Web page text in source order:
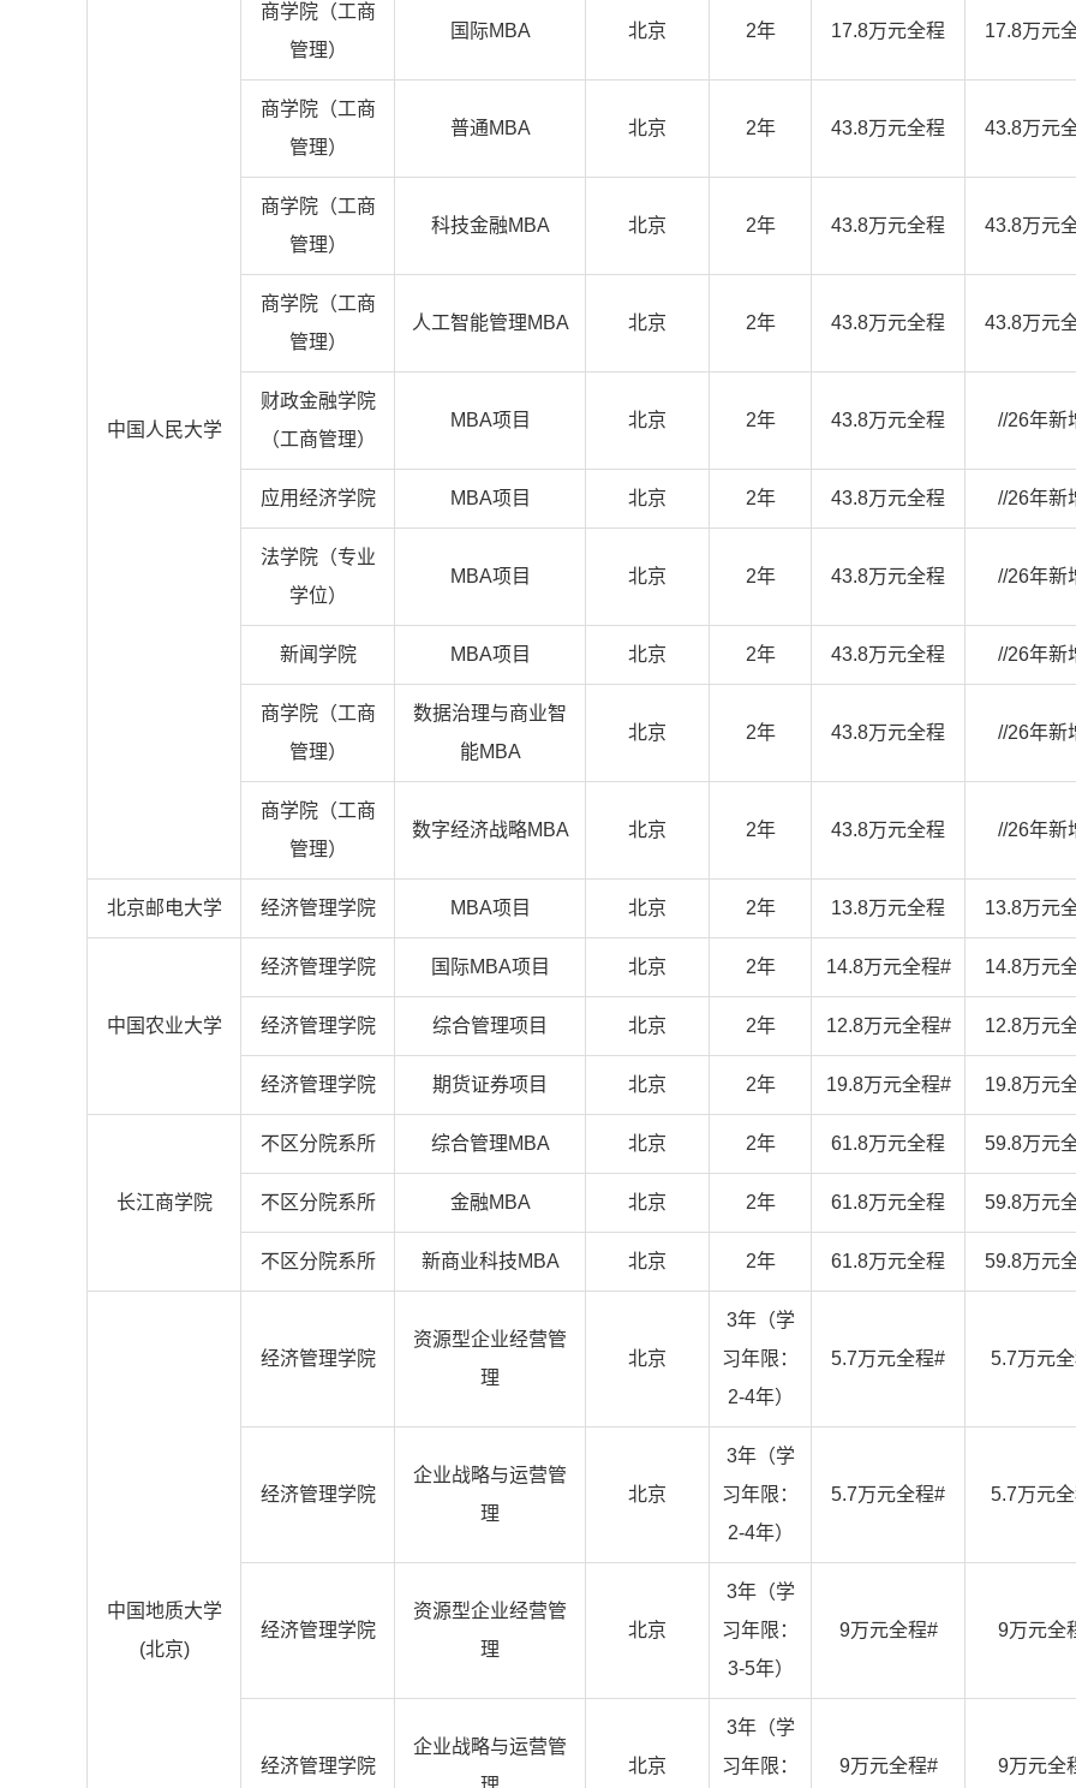
中国人民大学
商学院（工商
管理）
国际MBA 北京 2年 17.8万元全程 17.8万元
商学院（工商
管理）
普通MBA 北京 2年 43.8万元全程 43.8万元
商学院（工商
管理）
科技金融MBA 北京 2年 43.8万元全程 43.8万元
商学院（工商
管理）
人工智能管理MBA 北京 2年 43.8万元全程 43.8万元
财政金融学院
（工商管理）
MBA项目 北京 2年 43.8万元全程 //26年新
应用经济学院 MBA项目 北京 2年 43.8万元全程 //26年新
法学院（专业
学位）
MBA项目 北京 2年 43.8万元全程 //26年新
新闻学院 MBA项目 北京 2年 43.8万元全程 //26年新
商学院（工商
管理）
数据治理与商业智
能MBA
北京 2年 43.8万元全程 //26年新
商学院（工商
管理）
数字经济战略MBA 北京 2年 43.8万元全程 //26年新
北京邮电大学 经济管理学院 MBA项目 北京 2年 13.8万元全程 13.8万元
中国农业大学
经济管理学院 国际MBA项目 北京 2年 14.8万元全程# 14.8万元
经济管理学院 综合管理项目 北京 2年 12.8万元全程# 12.8万元
经济管理学院 期货证券项目 北京 2年 19.8万元全程# 19.8万元
长江商学院
不区分院系所 综合管理MBA 北京 2年 61.8万元全程 59.8万元
不区分院系所 金融MBA 北京 2年 61.8万元全程 59.8万元
不区分院系所 新商业科技MBA 北京 2年 61.8万元全程 59.8万元
中国地质大学
(北京)
经济管理学院
资源型企业经营管
理
北京
3年（学
习年限：
2-4年）
5.7万元全程# 5.7万元
经济管理学院
企业战略与运营管
理
北京
3年（学
习年限：
2-4年）
5.7万元全程# 5.7万元
经济管理学院
资源型企业经营管
理
北京
3年（学
习年限：
3-5年）
9万元全程# 9万元全
经济管理学院
企业战略与运营管
北京
3年（学
习年限：
9万元全程# 9万元全